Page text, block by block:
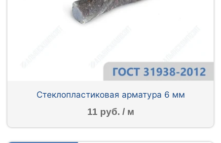
Стеклопластиковая арматура 6 мм
11 руб. / м